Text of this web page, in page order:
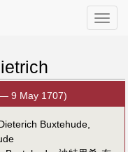
Toggle
9 May 1707)
Buxtehude,